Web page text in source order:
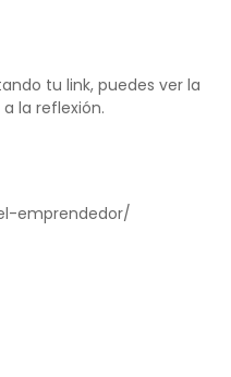
tu link, puedes ver la
la reflexión.
emprendedor/